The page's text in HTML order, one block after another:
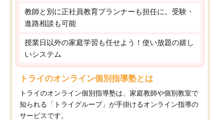
教師と別に正社員教育プランナーも担任に。受験・
進路相談も可能
授業日以外の家庭学習も任せよう！使い放題の嬉し
いシステム
トライのオンライン個別指導塾とは
トライのオンライン個別指導塾は、家庭教師や個別教室で
知られる「トライグループ」が手掛けるオンライン指導の
サービスです。